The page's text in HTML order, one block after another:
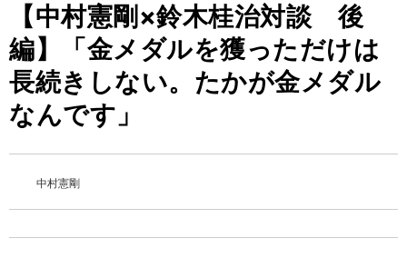
新刊
特集
【中村憲剛×鈴木桂治対談 後
編】「金メダルを獲っただけは
長続きしない。たかが金メダル
なんです」
中村憲剛